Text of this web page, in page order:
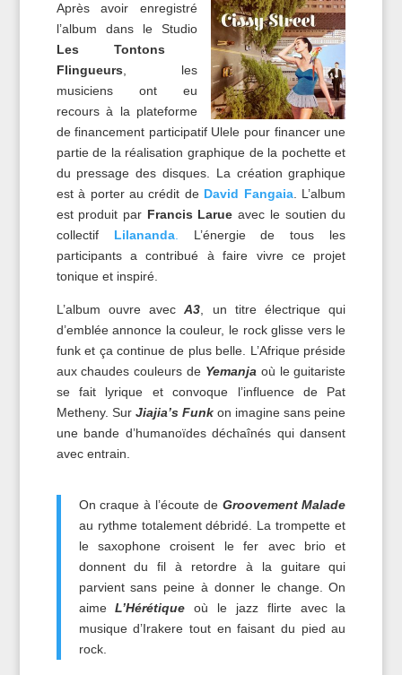
Après avoir enregistré
l’album dans le Studio
Les Tontons
Flingueurs, les
musiciens ont eu
recours à la plateforme
de financement participatif Ulele pour financer une
partie de la réalisation graphique de la pochette et
du pressage des disques. La création graphique
est à porter au crédit de David Fangaia. L’album
est produit par Francis Larue avec le soutien du
collectif Lilananda. L’énergie de tous les
participants a contribué à faire vivre ce projet
tonique et inspiré.
L’album ouvre avecA3, un titre électrique qui
d’emblée annonce la couleur, le rock glisse vers le
funk et ça continue de plus belle. L’Afrique préside
aux chaudes couleurs de Yemanja où le guitariste
se fait lyrique et convoque l’influence de Pat
Metheny. Sur Jiajia’s Funk on imagine sans peine
une bande d’humanoïdes déchaînés qui dansent
avec entrain.
On craque à l’écoute de Groovement Malade
au rythme totalement débridé. La trompette et
le saxophone croisent le fer avec brio et
donnent du fil à retordre à la guitare qui
parvient sans peine à donner le change. On
aimeL’Hérétique où le jazz flirte avec la
musique d’Irakere tout en faisant du pied au
rock.